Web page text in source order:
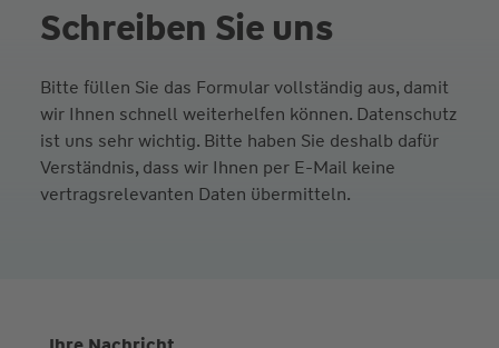
Schreiben Sie uns
Bitte füllen Sie das Formular vollständig aus, damit
wir Ihnen schnell weiterhelfen können. Datenschutz
ist uns sehr wichtig. Bitte haben Sie deshalb dafür
Verständnis, dass wir Ihnen per E-Mail keine
vertragsrelevanten Daten übermitteln.